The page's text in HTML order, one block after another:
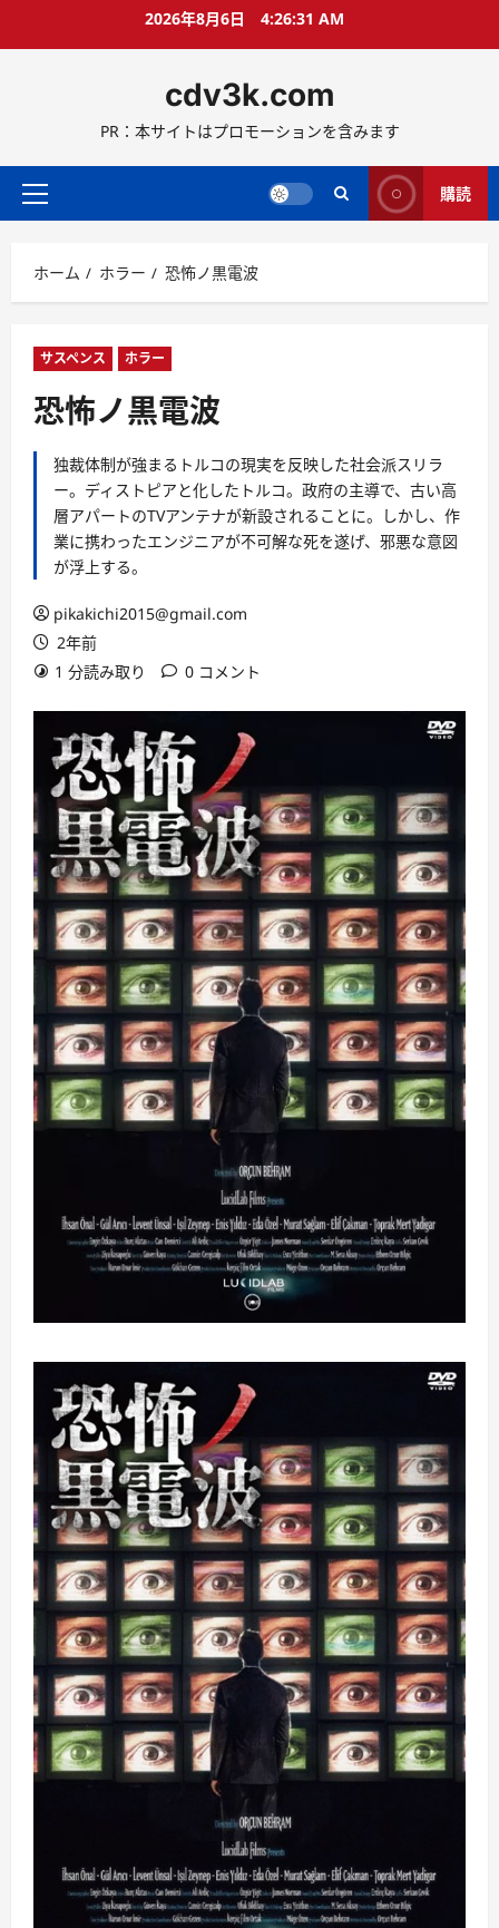
ス
ッ
2026年8月6日 4:26:32 AM
cdv3k.com
PR：本サイトはプロモーションを含みます
メ
メ
ニ
ー
購読
ホーム ホラー 恐怖ノ黒電波
サスペンス ホラー
恐怖ノ黒電波
独裁体制が強まるトルコの現実を反映した社会派スリラ
ー。ディストピアと化したトルコ。政府の主導で、古い高
層アパートのTVアンテナが新設されることに。しかし、作
業に携わったエンジニアが不可解な死を遂げ、邪悪な意図
が浮上する。
pikakichi2015@gmail.com
2年前
1 分読み取り
0 コメント